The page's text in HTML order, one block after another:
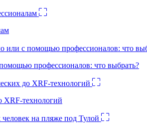
профессионалов: что выбрать?
XRF-технологий